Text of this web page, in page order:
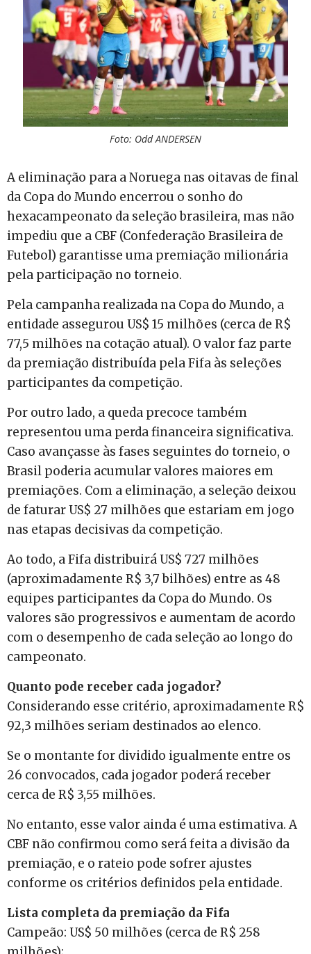
Foto: Odd ANDERSEN
A eliminação para a Noruega nas oitavas de final
da Copa do Mundo encerrou o sonho do
hexacampeonato da seleção brasileira, mas não
impediu que a CBF (Confederação Brasileira de
Futebol) garantisse uma premiação milionária
pela participação no torneio.
Pela campanha realizada na Copa do Mundo, a
entidade assegurou US$ 15 milhões (cerca de R$
77,5 milhões na cotação atual). O valor faz parte
da premiação distribuída pela Fifa às seleções
participantes da competição.
Por outro lado, a queda precoce também
representou uma perda financeira significativa.
Caso avançasse às fases seguintes do torneio, o
Brasil poderia acumular valores maiores em
premiações. Com a eliminação, a seleção deixou
de faturar US$ 27 milhões que estariam em jogo
nas etapas decisivas da competição.
Ao todo, a Fifa distribuirá US$ 727 milhões
(aproximadamente R$ 3,7 bilhões) entre as 48
equipes participantes da Copa do Mundo. Os
valores são progressivos e aumentam de acordo
com o desempenho de cada seleção ao longo do
campeonato.
Quanto pode receber cada jogador?
Considerando esse critério, aproximadamente R$
92,3 milhões seriam destinados ao elenco.
Se o montante for dividido igualmente entre os
26 convocados, cada jogador poderá receber
cerca de R$ 3,55 milhões.
No entanto, esse valor ainda é uma estimativa. A
CBF não confirmou como será feita a divisão da
premiação, e o rateio pode sofrer ajustes
conforme os critérios definidos pela entidade.
Lista completa da premiação da Fifa
Campeão: US$ 50 milhões (cerca de R$ 258